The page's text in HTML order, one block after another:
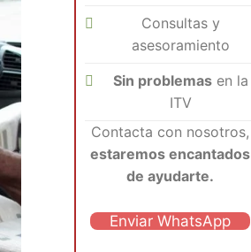
Consultas y
asesoramiento
Sin problemas en la
ITV
Contacta con nosotros,
estaremos encantados
de ayudarte.
Enviar WhatsApp